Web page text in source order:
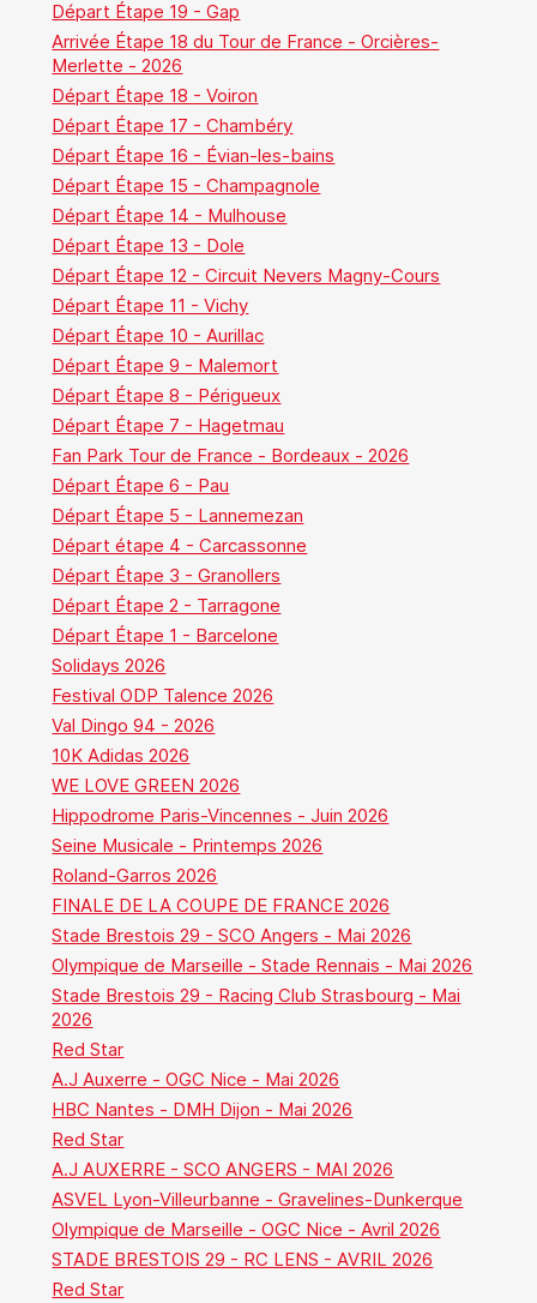
Départ Étape 19 - Gap
Arrivée Étape 18 du Tour de France - Orcières-
Merlette - 2026
Départ Étape 18 - Voiron
Départ Étape 17 - Chambéry
Départ Étape 16 - Évian-les-bains
Départ Étape 15 - Champagnole
Départ Étape 14 - Mulhouse
Départ Étape 13 - Dole
Départ Étape 12 - Circuit Nevers Magny-Cours
Départ Étape 11 - Vichy
Départ Étape 10 - Aurillac
Départ Étape 9 - Malemort
Départ Étape 8 - Périgueux
Départ Étape 7 - Hagetmau
Fan Park Tour de France - Bordeaux - 2026
Départ Étape 6 - Pau
Départ Étape 5 - Lannemezan
Départ étape 4 - Carcassonne
Départ Étape 3 - Granollers
Départ Étape 2 - Tarragone
Départ Étape 1 - Barcelone
Solidays 2026
Festival ODP Talence 2026
Val Dingo 94 - 2026
10K Adidas 2026
WE LOVE GREEN 2026
Hippodrome Paris-Vincennes - Juin 2026
Seine Musicale - Printemps 2026
Roland-Garros 2026
FINALE DE LA COUPE DE FRANCE 2026
Stade Brestois 29 - SCO Angers - Mai 2026
Olympique de Marseille - Stade Rennais - Mai 2026
Stade Brestois 29 - Racing Club Strasbourg - Mai
2026
Red Star
A.J Auxerre - OGC Nice - Mai 2026
HBC Nantes - DMH Dijon - Mai 2026
Red Star
A.J AUXERRE - SCO ANGERS - MAI 2026
ASVEL Lyon-Villeurbanne - Gravelines-Dunkerque
Olympique de Marseille - OGC Nice - Avril 2026
STADE BRESTOIS 29 - RC LENS - AVRIL 2026
Red Star